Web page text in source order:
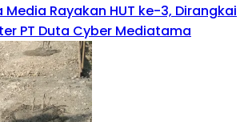
Media Rayakan HUT ke-3, Dirangkai
PT Duta Cyber Mediatama